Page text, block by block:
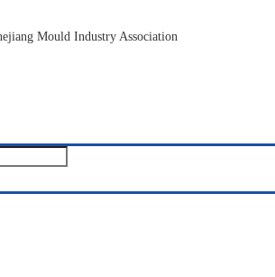
Mould Industry Association